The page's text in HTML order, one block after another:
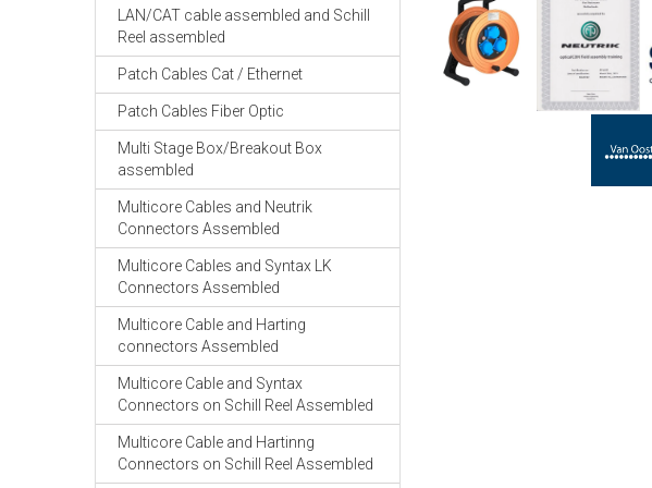
LAN/CAT cable assembled and Schill
Reel assembled
Patch Cables Cat / Ethernet
Patch Cables Fiber Optic
Multi Stage Box/Breakout Box
assembled
Multicore Cables and Neutrik
Connectors Assembled
Multicore Cables and Syntax LK
Connectors Assembled
Multicore Cable and Harting
connectors Assembled
Multicore Cable and Syntax
Connectors on Schill Reel Assembled
Multicore Cable and Hartinng
Connectors on Schill Reel Assembled